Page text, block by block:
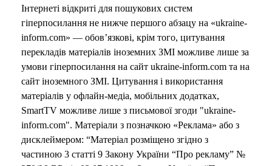
Інтернеті відкриті для пошукових систем
гіперпосилання не нижче першого абзацу на «ukraine-
inform.com» — обов’язкові, крім того, цитування
перекладів матеріалів іноземних ЗМІ можливе лише за
умови гіперпосилання на сайт ukraine-inform.com та на
сайт іноземного ЗМІ. Цитування і використання
матеріалів у офлайн-медіа, мобільних додатках,
SmartTV можливе лише з письмової згоди "ukraine-
inform.com". Матеріали з позначкою «Реклама» або з
дисклеймером: “Матеріал розміщено згідно з
частиною 3 статті 9 Закону України “Про рекламу” №